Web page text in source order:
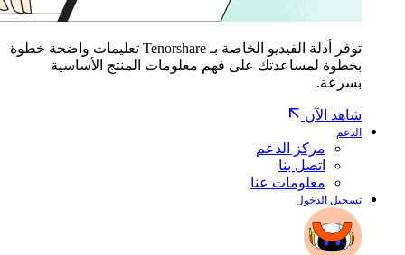
توفر أدلة الفيديو الخاصة بـ Tenorshare تعليمات واضحة خطوة
بخطوة لمساعدتك على فهم معلومات المنتج الأساسية
بسرعة.
شاهد الآن
الدعم
مركز الدعم
اتصل بنا
معلومات عنا
تسجيل الدخول